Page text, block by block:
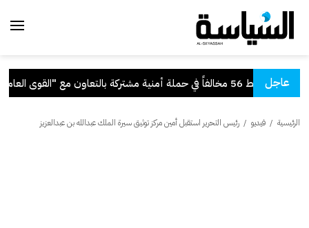
عاجل
مخالفاً في حملة أمنية مشتركة بالتعاون مع "القوى العاملة"
الرئيسية / فيديو / رئيس التحرير استقبل أمين مركز توثيق سيرة الملك عبدالله بن عبدالعزيز